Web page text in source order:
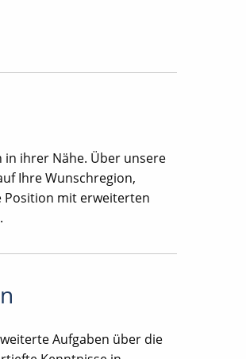
in ihrer Nähe. Über unsere
Ihre Wunschregion,
Position mit erweiterten
Aufgaben über die